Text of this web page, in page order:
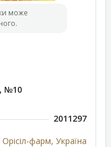
може
№10
2011297
Орісіл-фарм, Україна